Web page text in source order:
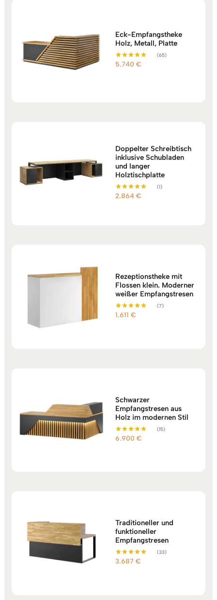
Eck-Empfangstheke
Holz, Metall, Platte
Bewertet mit
(65)
5.740€
Doppelter Schreibtisch
inklusive Schubladen
und langer
Holztischplatte
Bewertet mit
(1)
2.864€
Rezeptionstheke mit
Flossen klein. Moderner
weißer Empfangstresen
Bewertet mit
(7)
1.611€
Schwarzer
Empfangstresen aus
Holz im modernen Stil
Bewertet mit
(15)
6.900€
Traditioneller und
funktioneller
Empfangstresen
Bewertet mit
(33)
3.687€